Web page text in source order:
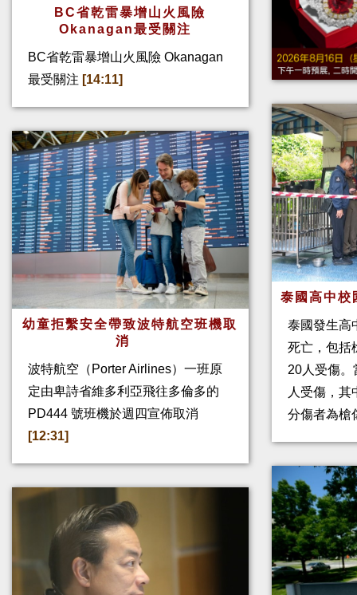
BC省乾雷暴增山火風險
Okanagan最受關注
BC省乾雷暴增山火風險 Okanagan
最受關注 [14:11]
幼童拒繫安全帶致波特航空班機取
消
波特航空（Porter Airlines）一班原
定由卑詩省維多利亞飛往多倫多的
PD444 號班機於週四宣佈取消
[12:31]
泰國高中
泰國發生高
死亡，包括
20人受傷
人受傷，其
分傷者為槍